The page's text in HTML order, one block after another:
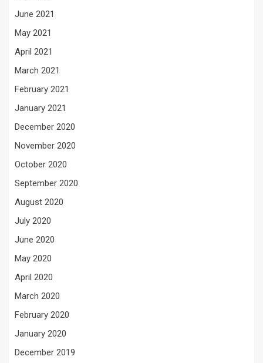
June 2021
May 2021
April 2021
March 2021
February 2021
January 2021
December 2020
November 2020
October 2020
September 2020
August 2020
July 2020
June 2020
May 2020
April 2020
March 2020
February 2020
January 2020
December 2019